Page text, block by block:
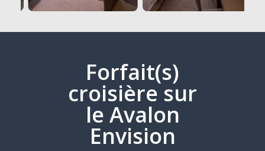
Forfait(s)
croisière sur
le Avalon
Envision